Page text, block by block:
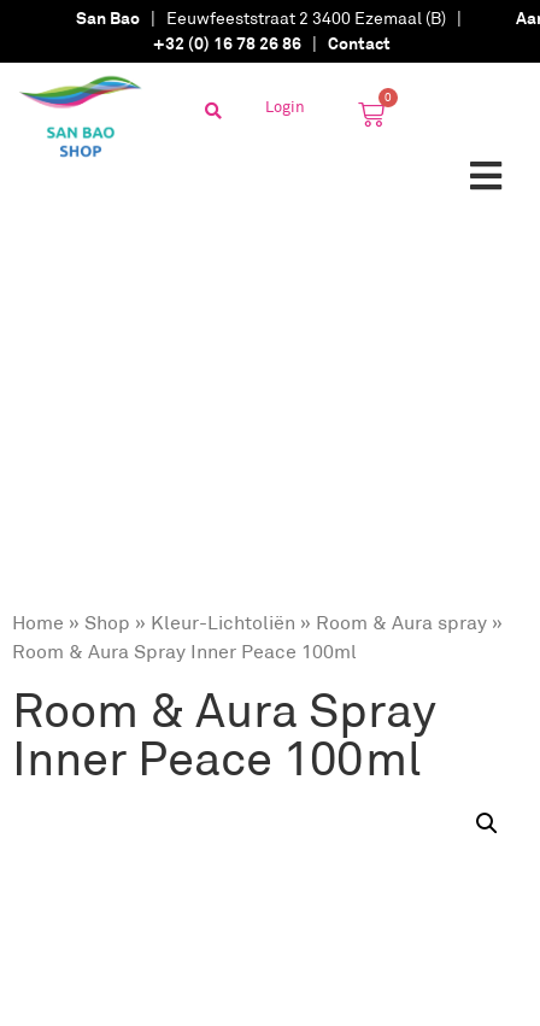
San Bao | Eeuwfeeststraat 2 3400 Ezemaal (B) |
+32 (0) 16 78 26 86 | Contact
Login 0
Home » Shop » Kleur-Lichtoliën » Room & Aura spray »
Room & Aura Spray Inner Peace 100ml
Room & Aura Spray
Inner Peace 100ml